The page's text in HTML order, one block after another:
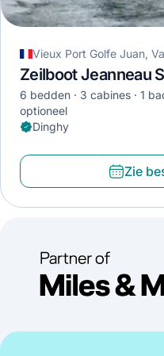
Vieux Port Golfe Juan,
Zeilboot Jeanneau
6 bedden 3 cabines 1
optioneel
Dinghy
Zie